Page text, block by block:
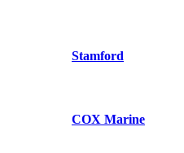
Stamford
COX Marine